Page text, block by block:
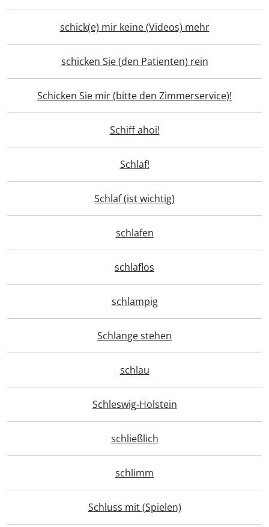
schick(e) mir keine (Videos) mehr
schicken Sie (den Patienten) rein
Schicken Sie mir (bitte den Zimmerservice)!
Schiff ahoi!
Schlaf!
Schlaf (ist wichtig)
schlafen
schlaflos
schlampig
Schlange stehen
schlau
Schleswig-Holstein
schließlich
schlimm
Schluss mit (Spielen)